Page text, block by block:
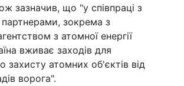
зазначив, що "у співпраці з
зокрема з
з атомної енергії
вживає заходів для
захисту атомних об'єктів від
ворога".